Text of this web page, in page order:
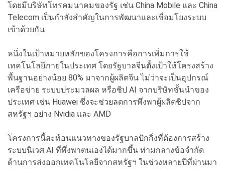
โดยมีบริษัทโทรคมนาคมของรัฐ เช่น China Mobile และ China
Telecom เป็นกำลังสำคัญในการพัฒนาและเชื่อมโยงระบบ
เข้าด้วยกัน
หนึ่งในเป้าหมายหลักของโครงการคือการเพิ่มการใช้
เทคโนโลยีภายในประเทศ โดยรัฐบาลจีนตั้งเป้าให้โครงสร้าง
พื้นฐานอย่างน้อย 80% มาจากผู้ผลิตจีน ไม่ว่าจะเป็นอุปกรณ์
เครือข่าย ระบบประมวลผล หรือชิป AI จากบริษัทชั้นนำของ
ประเทศ เช่น Huawei ซึ่งจะช่วยลดการพึ่งพาผู้ผลิตชิปจาก
สหรัฐฯ อย่าง Nvidia และ AMD
โครงการนี้สะท้อนแนวทางของรัฐบาลปักกิ่งที่ต้องการสร้าง
ระบบนิเวศ AI ที่พึ่งพาตนเองได้มากขึ้น ท่ามกลางข้อจำกัด
ด้านการส่งออกเทคโนโลยีจากสหรัฐฯ ในช่วงหลายปีที่ผ่านมา